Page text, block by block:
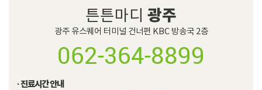
튼튼마디 광주
광주 유스퀘어 터미널 건너편 KBC 방송국 2층
062-364-8899
· 진료시간 안내